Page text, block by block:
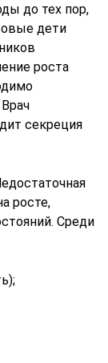
до тех пор,
дети
роста
секреция
росте,
Среди